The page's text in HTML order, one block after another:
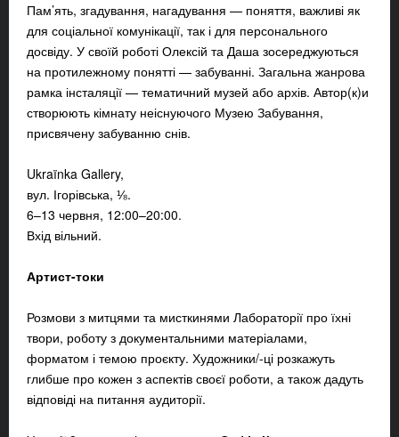
Пам’ять, згадування, нагадування — поняття, важливі як
для соціальної комунікації, так і для персонального
досвіду. У своїй роботі Олексій та Даша зосереджуються
на протилежному понятті — забуванні. Загальна жанрова
рамка інсталяції — тематичний музей або архів. Автор(к)и
створюють кімнату неіснуючого Музею Забування,
присвячену забуванню снів.
Ukraïnka Gallery,
вул. Ігорівська, ⅛.
6–13 червня, 12:00–20:00.
Вхід вільний.
Артист-токи
Розмови з митцями та мисткинями Лабораторії про їхні
твори, роботу з документальними матеріалами,
форматом і темою проєкту. Художники/-ці розкажуть
глибше про кожен з аспектів своєї роботи, а також дадуть
відповіді на питання аудиторії.